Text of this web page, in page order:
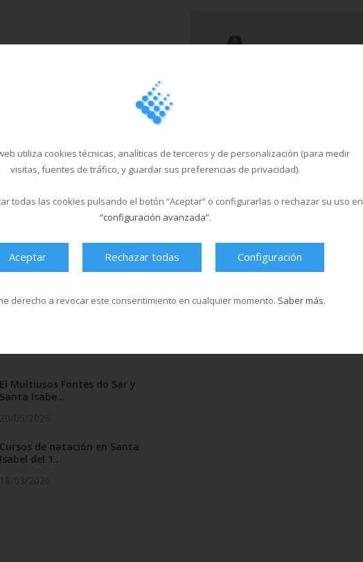
defensas alerta neste novo ano
e realizado con frecuencia
inmunitario.
en anotarte ao MULTISAN
complexo multisaúde do Multiusos-
e terás matrícula GRATIS.
alta agora pincha AQUÍ
El Multiusos Fontes do Sar y
Santa Isabe...
Cursos de natación en Santa
Isabel del 1...
utiliza cookies técnicas, analíticas de terceros y de personalización (para medir
visitas, fuentes de tráfico, y guardar sus preferencias de privacidad).
todas las cookies pulsando el botón “Aceptar” o configurarlas o rechazar su uso en
“configuración avanzada”.
Aceptar Rechazar todas Configuración
derecho a revocar este consentimiento en cualquier momento. Saber más.